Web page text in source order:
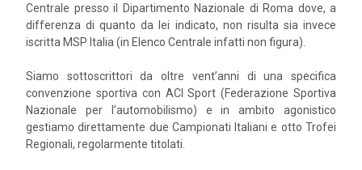
Centrale presso il Dipartimento Nazionale di Roma dove, a
differenza di quanto da lei indicato, non risulta sia invece
iscritta MSP Italia (in Elenco Centrale infatti non figura).
Siamo sottoscrittori da oltre vent’anni di una specifica
convenzione sportiva con ACI Sport (Federazione Sportiva
Nazionale per l’automobilismo) e in ambito agonistico
gestiamo direttamente due Campionati Italiani e otto Trofei
Regionali, regolarmente titolati.